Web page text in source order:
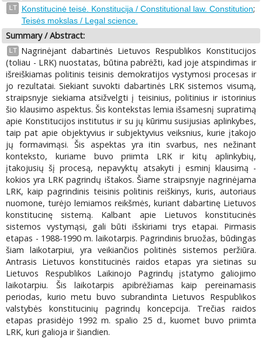
LT Konstitucinė teisė. Konstitucija / Constitutional law. Constitution;
Teisės mokslas / Legal science.
Summary / Abstract:
LT
Nagrinėjant dabartinės Lietuvos Respublikos Konstitucijos
(toliau - LRK) nuostatas, būtina pabrėžti, kad joje atspindimas ir
išreiškiamas politinis teisinis demokratijos vystymosi procesas ir
jo rezultatai. Siekiant suvokti dabartinės LRK sistemos visumą,
straipsnyje siekiama atsižvelgti į teisinius, politinius ir istorinius
šio klausimo aspektus. Šis kontekstas lemia išsamesnį supratimą
apie Konstitucijos institutus ir su jų kūrimu susijusias aplinkybes,
taip pat apie objektyvius ir subjektyvius veiksnius, kurie įtakojo
jų formavimąsi. Šis aspektas yra itin svarbus, nes nežinant
konteksto, kuriame buvo priimta LRK ir kitų aplinkybių,
įtakojusių šį procesą, nepavyktų atsakyti į esminį klausimą -
kokios yra LRK pagrindų ištakos. Šiame straipsnyje nagrinėjama
LRK, kaip pagrindinis teisinis politinis reiškinys, kuris, autoriaus
nuomone, turėjo lemiamos reikšmės, kuriant dabartinę Lietuvos
konstitucinę sistemą. Kalbant apie Lietuvos konstitucinės
sistemos vystymąsi, gali būti išskiriami trys etapai. Pirmasis
etapas - 1988-1990 m. laikotarpis. Pagrindinis bruožas, būdingas
šiam laikotarpiui, yra veikiančios politinės sistemos peržiūra.
Antrasis Lietuvos konstitucinės raidos etapas yra sietinas su
Lietuvos Respublikos Laikinojo Pagrindų įstatymo galiojimo
laikotarpiu. Šis laikotarpis apibrėžiamas kaip pereinamasis
periodas, kurio metu buvo subrandinta Lietuvos Respublikos
valstybės konstitucinių pagrindų koncepcija. Trečias raidos
etapas prasidėjo 1992 m. spalio 25 d., kuomet buvo priimta
LRK, kuri galioja ir šiandien.